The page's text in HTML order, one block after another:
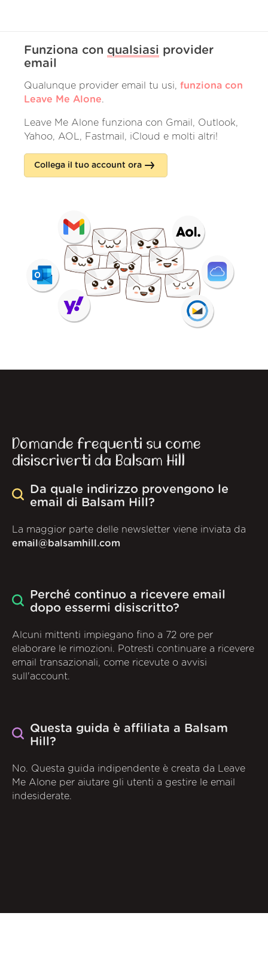
Funziona con qualsiasi provider
email
Qualunque provider email tu usi, funziona con
Leave Me Alone.
Leave Me Alone funziona con Gmail, Outlook,
Yahoo, AOL, Fastmail, iCloud e molti altri!
Collega il tuo account ora
Domande frequenti su come
disiscriverti da Balsam Hill
Da quale indirizzo provengono le
email di Balsam Hill?
La maggior parte delle newsletter viene inviata da
email@balsamhill.com
Perché continuo a ricevere email
dopo essermi disiscritto?
Alcuni mittenti impiegano fino a 72 ore per
elaborare le rimozioni. Potresti continuare a ricevere
email transazionali, come ricevute o avvisi
sull'account.
Questa guida è affiliata a Balsam
Hill?
No. Questa guida indipendente è creata da Leave
Me Alone per aiutare gli utenti a gestire le email
indesiderate.